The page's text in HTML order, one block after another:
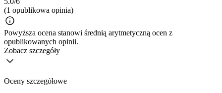
(1 opublikowa opinia)
Powyższa ocena stanowi średnią arytmetyczną ocen z
opublikowanych opinii.
Zobacz szczegóły
Oceny szczegółowe